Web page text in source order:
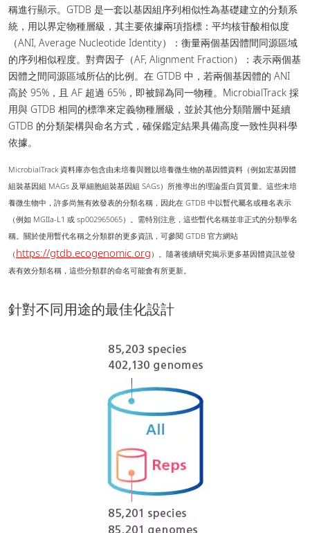
稱進行顯示。GTDB 是一套以基因組序列相似性為基礎建立的分類系
統，用以界定物種層級，其主要依據兩項指標：平均核苷酸相似度
（ANI, Average Nucleotide Identity）：衡量兩個基因體間同源區域
的序列相似程度。對齊因子（AF, Alignment Fraction）：表示兩個基
因體之間同源區域所佔的比例。在 GTDB 中，若兩個基因體的 ANI
高於 95%，且 AF 超過 65%，即被歸為同一物種。MicrobialTrack 採
用與 GTDB 相同的標準來定義物種層級，並於其他分類階層中延續
GTDB 的分類架構與命名方式，確保鑑定結果具備高度一致性與科學
依據。
MicrobialTrack 資料庫亦包含由未培養與難以培養微生物的基因體資料（例如宏基因體
組裝基因組 MAGs 及單細胞組裝基因組 SAGs）所推導出的理論蛋白質質量。這些未培
養微生物中，許多尚無有效發表的分類名稱，因此在 GTDB 中以暫代屬名或種名表示
（例如 MGIIa-L1 或 sp002965065）。需特別注意，這些暫代名稱並非正式的分類學名
稱。關於使用暫代名稱之分類群的更多資訊，可參閱 GTDB 官方網站
（ https://gtdb.ecogenomic.org ）。隨著後續研究揭示更多基因體資訊並發
表有效分類名稱，這些分類群的命名可能會有所更新。
針對不同用途的最佳化設計